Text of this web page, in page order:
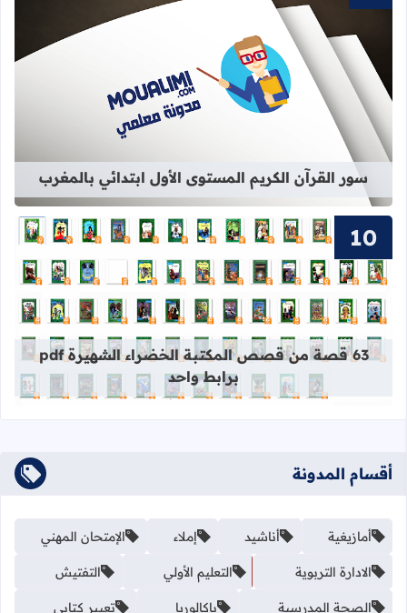
قراءة المزيد عن سور القرآن الكريم
سور القرآن الكريم المستوى الأول ابتدائي بالمغرب
قراءة المزيد عن 63 قصة من قصص المكتبة الخضراء الشهيرة pdf برابط واحد
63 قصة من قصص المكتبة الخضراء الشهيرة pdf
برابط واحد
أقسام المدونة
أمازيغية أناشيد إملاء الإمتحان المهني
الادارة التربوية التعليم الأولي التفتيش
الصحة المدرسية باكالوريا تعبير كتابي